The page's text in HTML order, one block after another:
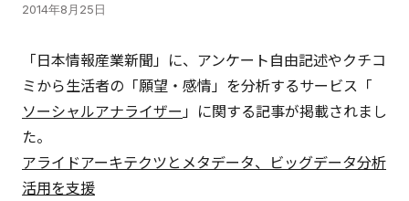
2014年8月25日
「日本情報産業新聞」に、アンケート自由記述やクチコ
ミから生活者の「願望・感情」を分析するサービス「
ソーシャルアナライザー 」に関する記事が掲載されまし
た。
アライドアーキテクツとメタデータ、ビッグデータ分析
活用を支援